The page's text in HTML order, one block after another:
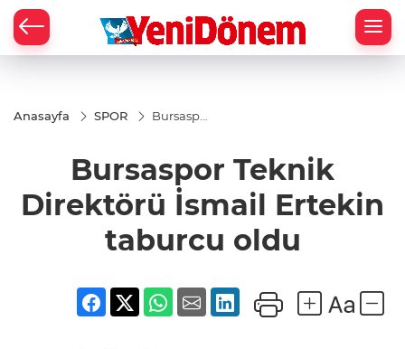
Anasayfa SPOR
Bursaspor
Ertekin
taburcu
oldu
Bursaspor Teknik
Direktörü İsmail Ertekin
taburcu oldu